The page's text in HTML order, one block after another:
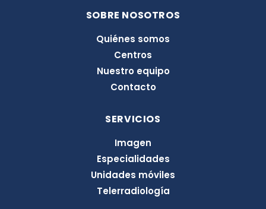
e
d
i
n
SOBRE NOSOTROS
Quiénes somos
Centros
Nuestro equipo
Contacto
SERVICIOS
Imagen
Especialidades
Unidades móviles
Telerradiología